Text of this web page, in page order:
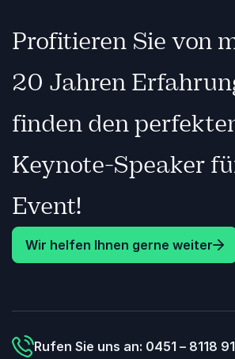
Profitieren Sie von
20 Jahren
finden den
Keynote-Speaker
Event!
Wir helfen Ihnen gerne weiter
Rufen Sie uns an: 0451 – 8118